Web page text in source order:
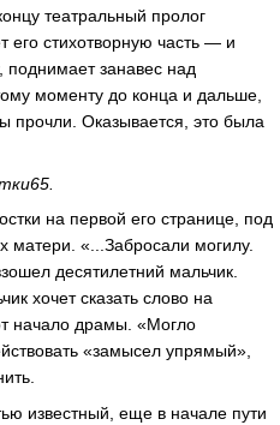
театральный пролог
его стихотворную часть — и
поднимает занавес над
моменту до конца и дальше,
прочли. Оказывается, это была
на первой его странице, под
матери. «...Забросали могилу.
десятилетний мальчик.
хочет сказать слово на
начало драмы. «Могло
«замысел упрямый»,
известный, еще в начале пути